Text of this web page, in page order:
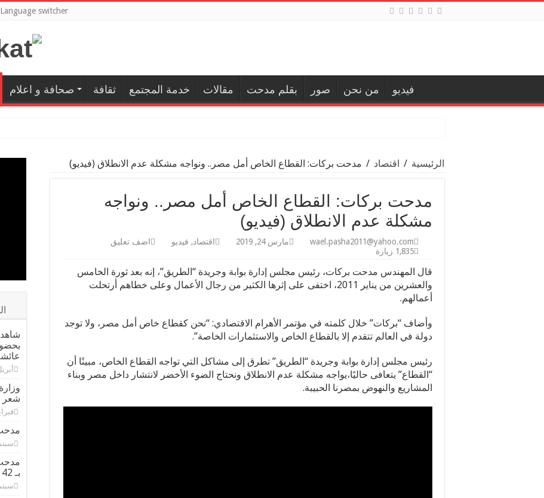
Language switcher
صحافة و اعلام ثقافة خدمة المجتمع مقالات بقلم مدحت صور من نحن فيديو
الرئيسية / اقتصاد / مدحت بركات: القطاع الخاص أمل مصر.. ونواجه مشكلة عدم الانطلاق (فيديو)
مدحت بركات: القطاع الخاص أمل مصر.. ونواجه
مشكلة عدم الانطلاق (فيديو)
wael.pasha2011@yahoo.com مارس 24, 2019 اقتصاد, فيديو
اضف تعليق
1,835 زيارة
قال المهندس مدحت بركات، رئيس مجلس إدارة بوابة وجريدة “الطريق”، إنه بعد ثورة الخامس
والعشرين من يناير 2011، اختفى على إثرها الكثير من رجال الأعمال وعلى خطاهم أرتحلت
أعمالهم.
وأضاف “بركات” خلال كلمته في مؤتمر الأهرام الاقتصادي: “نحن كقطاع خاص أمل مصر، ولا توجد
دولة في العالم تتقدم إلا بالقطاع الخاص والاستثمارات الخاصة”.
رئيس مجلس إدارة بوابة وجريدة “الطريق” تطرق إلى مشاكل التي تواجه القطاع الخاص، مبينًا أن
“القطاع” يتعافى حاليًا،يواجه مشكلة عدم الانطلاق ونحتاج الضوء الأخضر لانتشار داخل مصر وبناء
المشاريع والنهوض بمصرنا الحبيبة.
أبريل 27,
شعر
فبراير 26,
سبتمبر
بـ 42 مرشحا على القوائم و60 للفردي
سبتمبر